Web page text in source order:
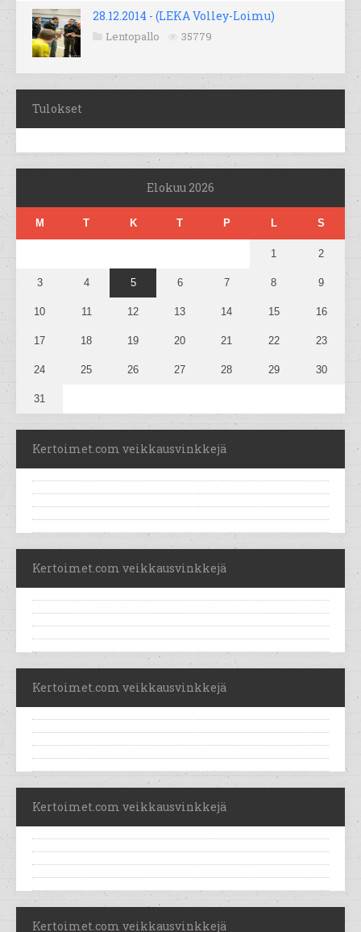
28.12.2014 - (LEKA Volley-Loimu)
Lentopallo 35779
Tulokset
Elokuu 2026
M T K T P L S
1 2
3 4 5 6 7 8 9
10 11 12 13 14 15 16
17 18 19 20 21 22 23
24 25 26 27 28 29 30
31
Kertoimet.com veikkausvinkkejä
Kertoimet.com veikkausvinkkejä
Kertoimet.com veikkausvinkkejä
Kertoimet.com veikkausvinkkejä
Kertoimet.com veikkausvinkkejä